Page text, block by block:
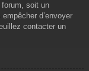
soit un
d’envoyer
contacter un